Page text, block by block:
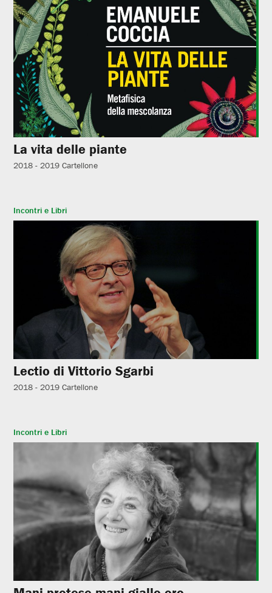
La vita delle piante
2018 - 2019 Cartellone
Incontri e Libri
Lectio di Vittorio Sgarbi
2018 - 2019 Cartellone
Incontri e Libri